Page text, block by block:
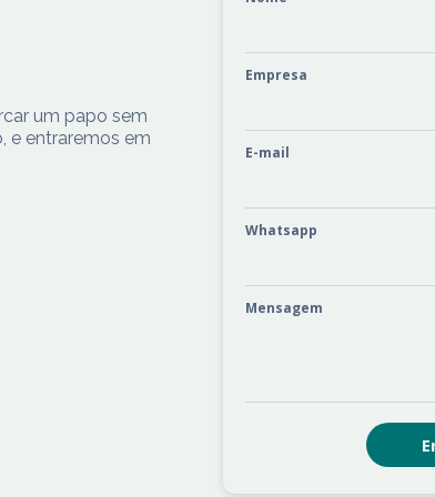
um papo sem
e entraremos em
Empresa
E-mail
Whatsapp
Mensagem